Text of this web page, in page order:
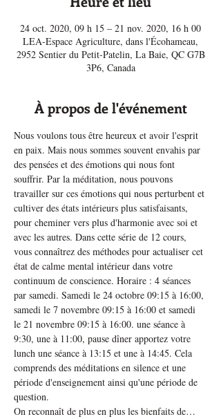
24 oct. 2020, 09 h 15 – 21 nov. 2020, 16 h 00
LEA-Espace Agriculture, dans l'Écohameau,
2952 Sentier du Petit-Patelin, La Baie, QC G7B
3P6, Canada
À propos de l'événement
Nous voulons tous être heureux et avoir l'esprit
en paix. Mais nous sommes souvent envahis par
des pensées et des émotions qui nous font
souffrir. Par la méditation, nous pouvons
travailler sur ces émotions qui nous perturbent et
cultiver des états intérieurs plus satisfaisants,
pour cheminer vers plus d'harmonie avec soi et
avec les autres. Dans cette série de 12 cours,
vous connaîtrez des méthodes pour actualiser cet
état de calme mental intérieur dans votre
continuum de conscience. Horaire : 4 séances
par samedi. Samedi le 24 octobre 09:15 à 16:00,
samedi le 7 novembre 09:15 à 16:00 et samedi
le 21 novembre 09:15 à 16:00. une séance à
9:30, une à 11:00, pause dîner apportez votre
lunch une séance à 13:15 et une à 14:45. Cela
comprends des méditations en silence et une
période d'enseignement ainsi qu'une période de
question.
On reconnaît de plus en plus les bienfaits de…